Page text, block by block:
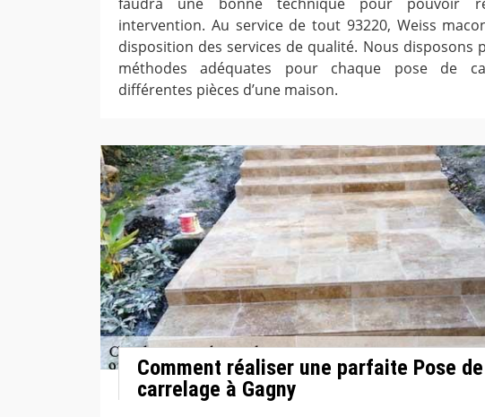
intervention. Au service de tout 93220, Weiss
disposition des services de qualité. Nous disposons
méthodes adéquates pour chaque pose de
différentes pièces d’une maison.
Comment réaliser une parfaite Pose de
carrelage à Gagny